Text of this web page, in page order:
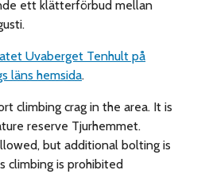
ett klätterförbud mellan
Uvaberget Tenhult på
läns hemsida.
climbing crag in the area. It is
reserve Tjurhemmet.
but additional bolting is
climbing is prohibited